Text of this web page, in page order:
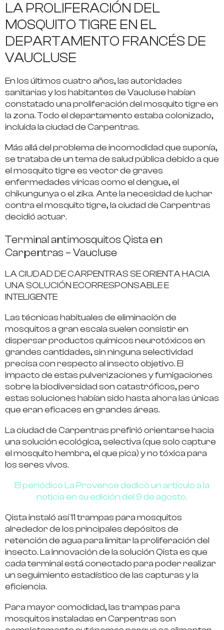
LA PROLIFERACIÓN DEL
MOSQUITO TIGRE EN EL
DEPARTAMENTO FRANCÉS DE
VAUCLUSE
En los últimos cuatro años, las autoridades
sanitarias y los habitantes de Vaucluse habían
constatado una proliferación del mosquito tigre en
la zona. Todo el departamento estaba colonizado,
incluida la ciudad de Carpentras.
Más allá del problema de incomodidad que suponía,
se trataba de un tema de salud pública debido a que
el mosquito tigre es vector de graves
enfermedades víricas como el dengue, el
chikungunya o el zika. Ante la necesidad de luchar
contra el mosquito tigre, la ciudad de Carpentras
decidió actuar.
Terminal antimosquitos Qista en
Carpentras – Vaucluse
LA CIUDAD DE CARPENTRAS SE ORIENTA HACIA
UNA SOLUCIÓN ECORRESPONSABLE E
INTELIGENTE
Las técnicas habituales de eliminación de
mosquitos a gran escala suelen consistir en
dispersar productos químicos neurotóxicos en
grandes cantidades, sin ninguna selectividad
precisa con respecto al insecto objetivo. El
impacto de estas pulverizaciones y fumigaciones
sobre la biodiversidad son catastróficos, pero
estas soluciones habían sido hasta ahora las únicas
que eran eficaces en grandes áreas.
La ciudad de Carpentras prefirió orientarse hacia
una solución ecológica, selectiva (que solo capture
el mosquito hembra, el que pica) y no tóxica para
los seres vivos.
El periódico La Provence dedicó un artículo a la
noticia en su edición del 9 de agosto.
Qista instaló así 11 trampas para mosquitos
alrededor de los principales depósitos de
retención de agua para limitar la proliferación del
insecto. La innovación de la solución Qista es que
cada terminal está conectado para poder realizar
un seguimiento estadístico de las capturas y la
eficiencia.
Para mayor comodidad, las trampas para
mosquitos instaladas en Carpentras son